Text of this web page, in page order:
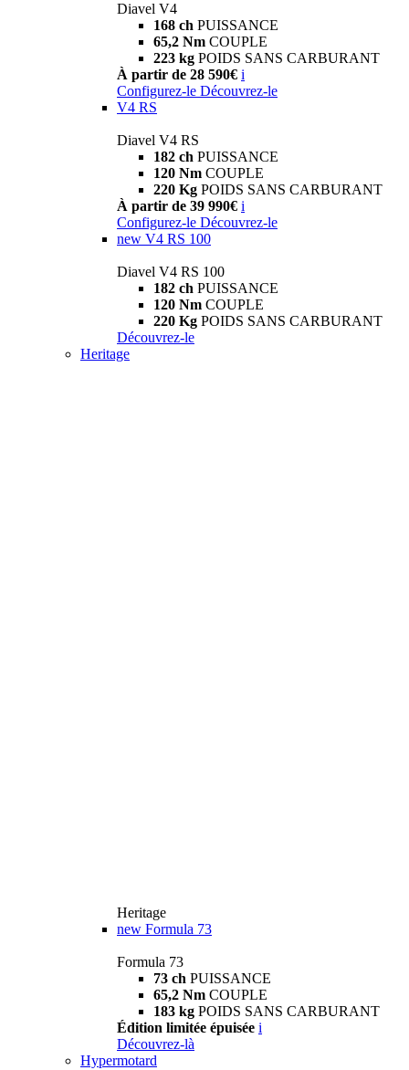
Diavel V4
168 ch PUISSANCE
65,2 Nm COUPLE
223 kg POIDS SANS CARBURANT
À partir de 28 590€ i
Configurez-le Découvrez-le
V4 RS
Diavel V4 RS
182 ch PUISSANCE
120 Nm COUPLE
220 Kg POIDS SANS CARBURANT
À partir de 39 990€ i
Configurez-le Découvrez-le
new V4 RS 100
Diavel V4 RS 100
182 ch PUISSANCE
120 Nm COUPLE
220 Kg POIDS SANS CARBURANT
Découvrez-le
Heritage
Heritage
new Formula 73
Formula 73
73 ch PUISSANCE
65,2 Nm COUPLE
183 kg POIDS SANS CARBURANT
Édition limitée épuisée i
Découvrez-là
Hypermotard